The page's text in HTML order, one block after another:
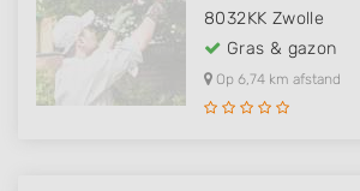
8032KK Zwolle
Gras & gazon
Op 6,74 km afstand